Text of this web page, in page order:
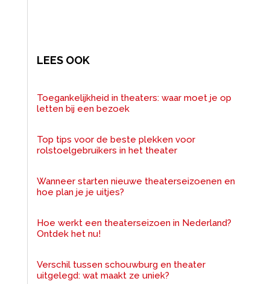
LEES OOK
Toegankelijkheid in theaters: waar moet je op
letten bij een bezoek
Top tips voor de beste plekken voor
rolstoelgebruikers in het theater
Wanneer starten nieuwe theaterseizoenen en
hoe plan je je uitjes?
Hoe werkt een theaterseizoen in Nederland?
Ontdek het nu!
Verschil tussen schouwburg en theater
uitgelegd: wat maakt ze uniek?